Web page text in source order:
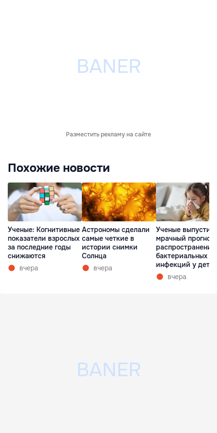
Разместить рекламу на сайте
Похожие новости
Ученые: Когнитивные
показатели взрослых
за последние годы
снижаются
вчера
Астрономы сделали
самые четкие в
истории снимки
Солнца
вчера
Ученые
мрачный прогноз
распространении
бактериальных
инфекций у
вчера